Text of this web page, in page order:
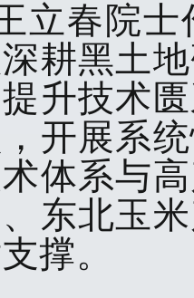
立春院士
深耕黑土
提升技术
开展系
体系与
东北玉
撑。